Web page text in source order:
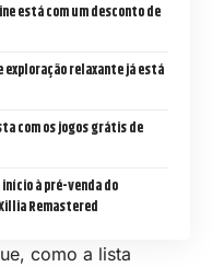
está com um desconto de
exploração relaxante já está
com os jogos grátis de
à pré-venda do
Remastered
como a lista